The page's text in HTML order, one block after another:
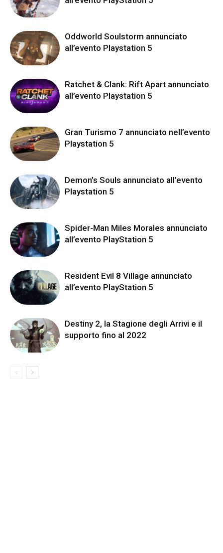
Oddworld Soulstorm annunciato
all’evento Playstation 5
Ratchet & Clank: Rift Apart annunciato
all’evento Playstation 5
Gran Turismo 7 annunciato nell’evento
Playstation 5
Demon’s Souls annunciato all’evento
Playstation 5
Spider-Man Miles Morales annunciato
all’evento PlayStation 5
Resident Evil 8 Village annunciato
all’evento PlayStation 5
Destiny 2, la Stagione degli Arrivi e il
supporto fino al 2022